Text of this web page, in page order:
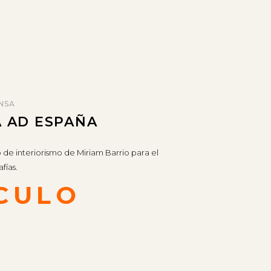
AD ESPAÑA
interiorismo de Miriam Barrio para el